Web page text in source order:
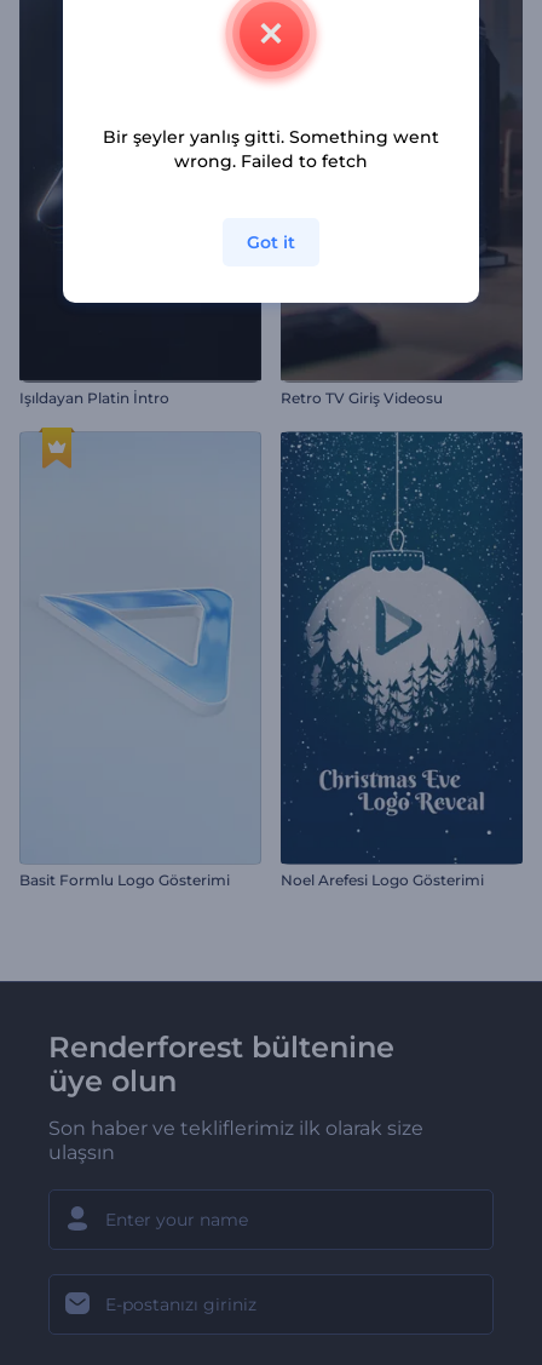
Işıldayan Platin İntro Retro TV Giriş Videosu
Basit Formlu Logo Gösterimi Noel Arefesi Logo Gösterimi
Renderforest bültenine
üye olun
Son haber ve tekliflerimiz ilk olarak size
ulaşsın
Bir şeyler yanlış gitti. Something went
wrong. Failed to fetch
Got it